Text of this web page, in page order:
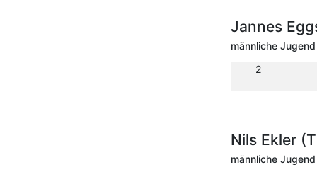
Jannes
männliche
2
Nils Ekler
männliche